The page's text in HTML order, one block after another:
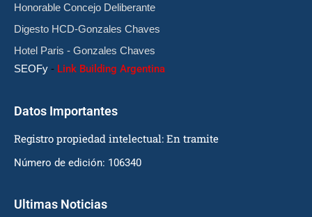
Honorable Concejo Deliberante
Digesto HCD-Gonzales Chaves
Hotel Paris - Gonzales Chaves
SEOFy - Link Building Argentina
Datos Importantes
Registro propiedad intelectual: En tramite
Número de edición: 106340
Ultimas Noticias